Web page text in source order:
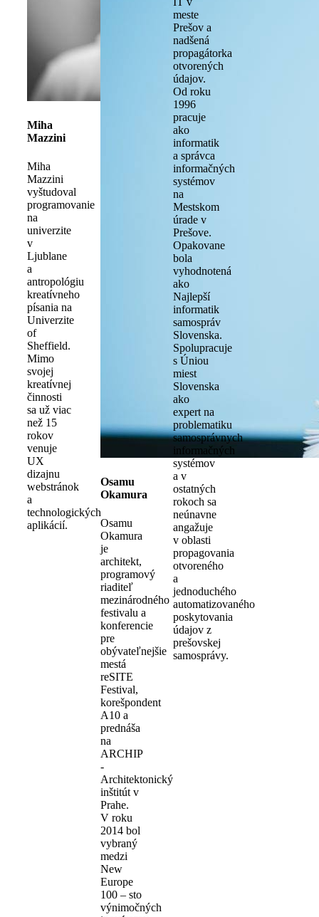
Miha
Mazzini
Miha
Mazzini
vyštudoval
programovanie
na
univerzite
v
Ljublane
a
antropológiu
kreatívneho
písania na
Univerzite
of
Sheffield.
Mimo
svojej
kreatívnej
činnosti
sa už viac
než 15
rokov
venuje
UX
dizajnu
webstránok
a
technologických
aplikácií.
Osamu
Okamura
Osamu
Okamura
je
architekt,
programový
riaditeľ
mezinárodného
festivalu a
konferencie
pre
obývateľnejšie
mestá
reSITE
Festival,
korešpondent
A10 a
prednáša
na
ARCHIP
-
Architektonický
inštitút v
Prahe.
V roku
2014 bol
vybraný
medzi
New
Europe
100 – sto
výnimočných
meste
Prešov a
nadšená
propagátorka
otvorených
údajov.
Od roku
1996
pracuje
ako
informatik
a správca
informačných
systémov
na
Mestskom
úrade v
Prešove.
Opakovane
bola
vyhodnotená
ako
Najlepší
informatik
samospráv
Slovenska.
Spolupracuje
s Úniou
miest
Slovenska
ako
expert na
problematiku
samosprávnych
informačných
systémov
a v
ostatných
rokoch sa
neúnavne
angažuje
v oblasti
propagovania
otvoreného
a
jednoduchého
automatizovaného
poskytovania
údajov z
prešovskej
samosprávy.